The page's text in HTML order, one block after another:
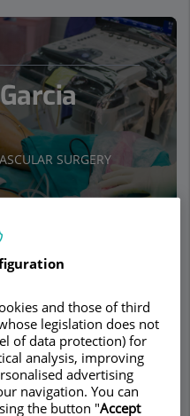
SURGERY
Relevant details
and those of third
legislation does not
of data protection) for
analysis, improving
advertising
navigation. You can
the button "Accept